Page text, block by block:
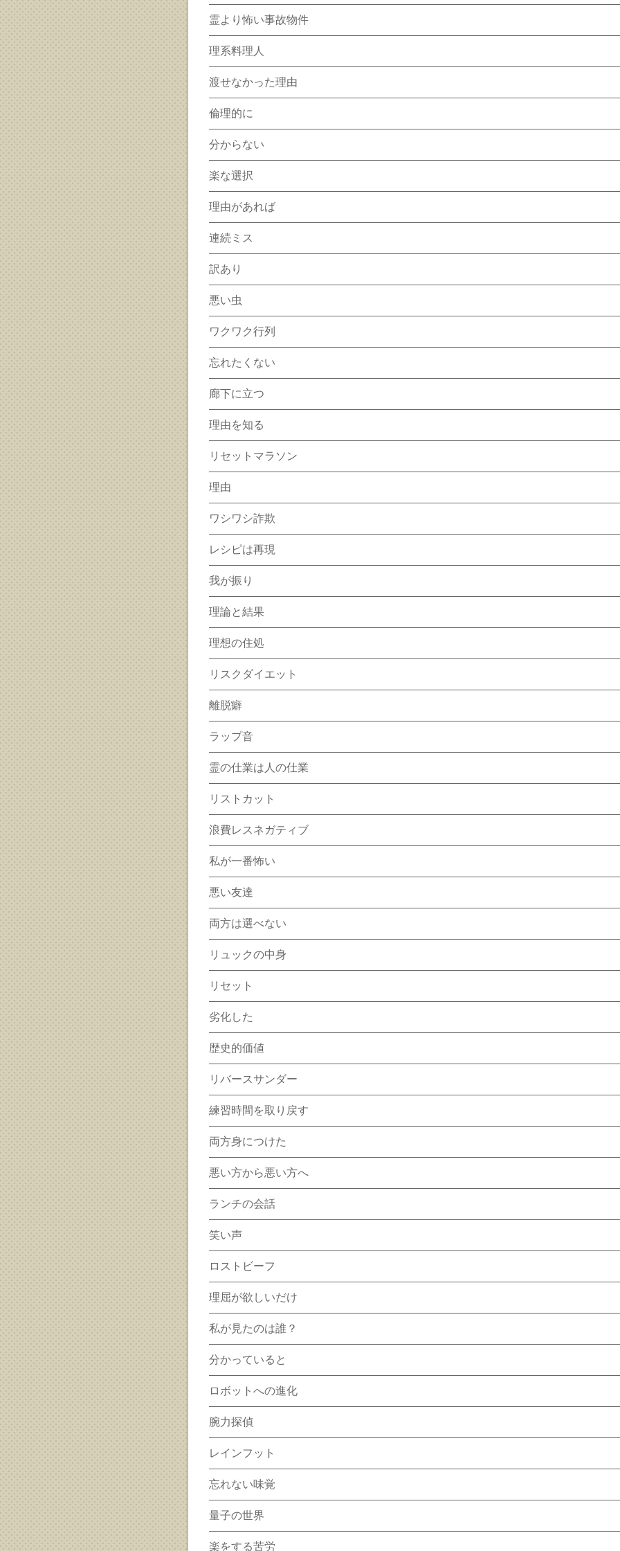
霊より怖い事故物件
理系料理人
渡せなかった理由
倫理的に
分からない
楽な選択
理由があれば
連続ミス
訳あり
悪い虫
ワクワク行列
忘れたくない
廊下に立つ
理由を知る
リセットマラソン
理由
ワシワシ詐欺
レシピは再現
我が振り
理論と結果
理想の住処
リスクダイエット
離脱癖
ラップ音
霊の仕業は人の仕業
リストカット
浪費レスネガティブ
私が一番怖い
悪い友達
両方は選べない
リュックの中身
リセット
劣化した
歴史的価値
リバースサンダー
練習時間を取り戻す
両方身につけた
悪い方から悪い方へ
ランチの会話
笑い声
ロストビーフ
理屈が欲しいだけ
私が見たのは誰？
分かっていると
ロボットへの進化
腕力探偵
レインフット
忘れない味覚
量子の世界
楽をする苦労